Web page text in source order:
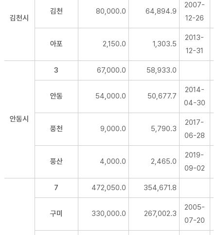
김천시
김천 80,000.0 64,894.9
2007-
12-26
아포 2,150.0 1,303.5
2013-
12-31
안동시
3 67,000.0 58,933.0
안동 54,000.0 50,677.7
2014-
04-30
풍천 9,000.0 5,790.3
2017-
06-28
풍산 4,000.0 2,465.0
2019-
09-02
7 472,050.0 354,671.8
구미 330,000.0 267,002.3
2005-
07-20